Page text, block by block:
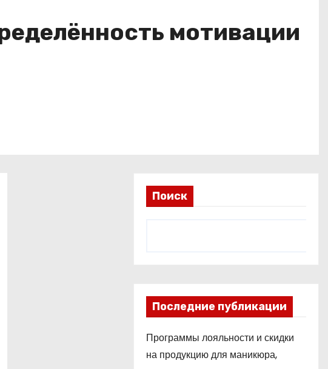
мотивации
Поиск
Последние публикации
Программы лояльности и скидки
на продукцию для маникюра,